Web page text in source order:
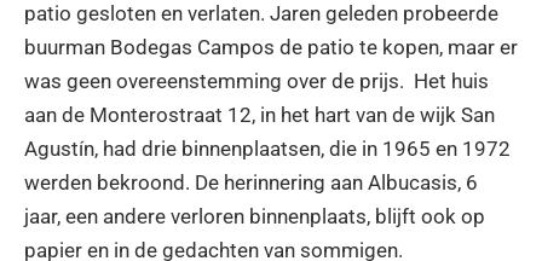
patio gesloten en verlaten. Jaren geleden probeerde
buurman Bodegas Campos de patio te kopen, maar er
was geen overeenstemming over de prijs. Het huis
aan de Monterostraat 12, in het hart van de wijk San
Agustín, had drie binnenplaatsen, die in 1965 en 1972
werden bekroond. De herinnering aan Albucasis, 6
jaar, een andere verloren binnenplaats, blijft ook op
papier en in de gedachten van sommigen.